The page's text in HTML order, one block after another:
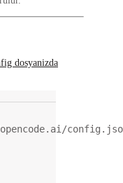
dosyanizda